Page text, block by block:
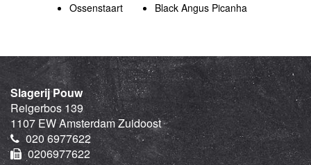
Ossenstaart
Black Angus Picanha
Slagerij Pouw
Reigerbos 139
1107 EW Amsterdam Zuidoost
020 6977622
0206977622